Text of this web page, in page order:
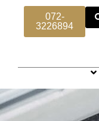
072-
3226894